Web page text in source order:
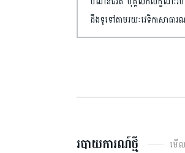
ដឹងទូទៅតាមរយៈវេទិកាសាធ
របាយការណ៍ថ្មី មើ